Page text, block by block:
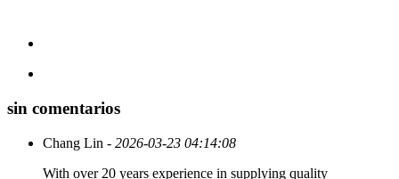
sin comentarios
Chang Lin - 2026-03-23 04:14:08
With over 20 years experience in supplying quality